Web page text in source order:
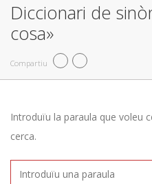
Diccionari de
cosa»
Compartiu
Introduïu la paraula que voleu
cerca.